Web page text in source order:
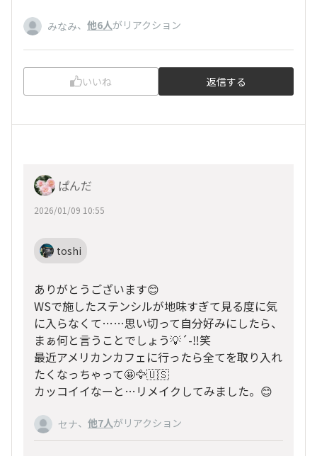
みなみ、 他6人がリアクション
いいね 返信する
ぱんだ
2026/01/09 10:55
toshi
ありがとうございます😊
WSで施したステンシルが地味すぎて見る度に気
に入らなくて……思い切って自分好みにしたら、
まぁ何と言うことでしょう💡´-‼️笑
最近アメリカンカフェに行ったら全てを取り入れ
たくなっちゃって🤩🦅🇺🇸
カッコイイなーと…リメイクしてみました。😊
セナ、 他7人がリアクション